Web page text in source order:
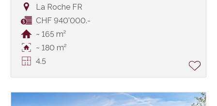
La Roche FR
CHF 940'000.-
~ 165 m²
~ 180 m²
4.5